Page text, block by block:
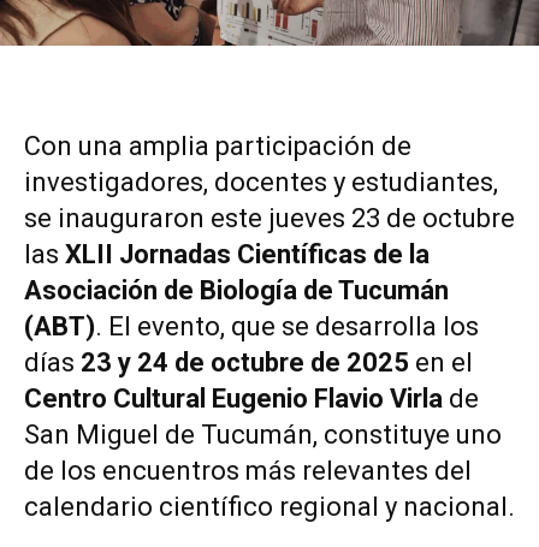
Con una amplia participación de
investigadores, docentes y estudiantes,
se inauguraron este jueves 23 de octubre
las XLII Jornadas Científicas de la
Asociación de Biología de Tucumán
(ABT). El evento, que se desarrolla los
días 23 y 24 de octubre de 2025 en el
Centro Cultural Eugenio Flavio Virla de
San Miguel de Tucumán, constituye uno
de los encuentros más relevantes del
calendario científico regional y nacional.